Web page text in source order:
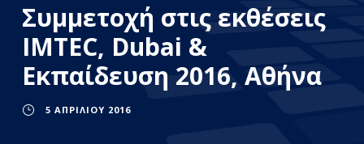
Συμμετοχή στις εκθέσεις
IMTEC, Dubai &
Εκπαίδευση 2016, Αθήνα
5 ΑΠΡΙΛΊΟΥ 2016